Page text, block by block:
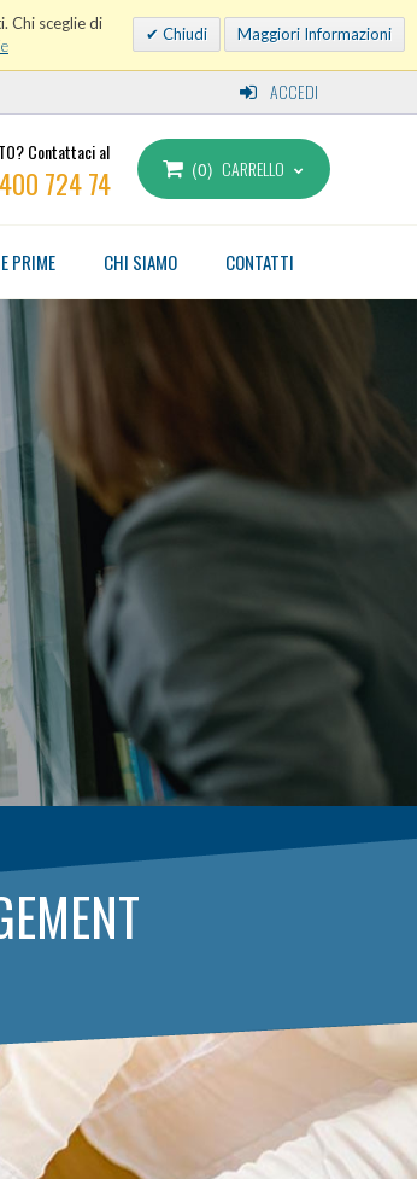
Chi sceglie di
Chiudi Maggiori Informazioni
ACCEDI
Contattaci al
724 74 0 CARRELLO
CONTATTI
CHI SIAMO
PRIME